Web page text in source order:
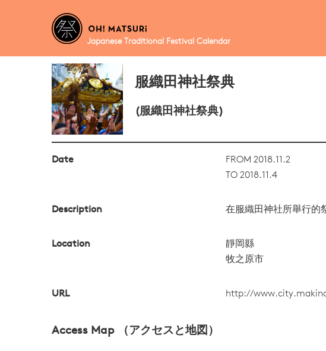
Japanese Traditional Festival Calendar
服織田神社祭典
(服織田神社祭典)
Date
FROM 2018.11.2
TO 2018.11.4
Description 在服織田神社所舉行的
Location
靜岡縣
牧之原市
URL http://
Access Map （アクセスと地図）